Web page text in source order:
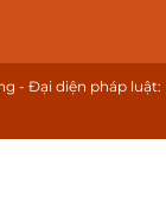
- Đại diện pháp luật: